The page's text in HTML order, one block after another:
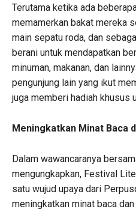
Terutama ketika ada
memamerkan bakat mereka
main sepatu roda, dan
berani untuk mendapatkan
minuman, makanan, dan
pengunjung lain yang ikut
juga memberi hadiah khusus
Meningkatkan Minat Baca
Dalam wawancaranya
mengungkapkan, Festival
satu wujud upaya dari
meningkatkan minat baca